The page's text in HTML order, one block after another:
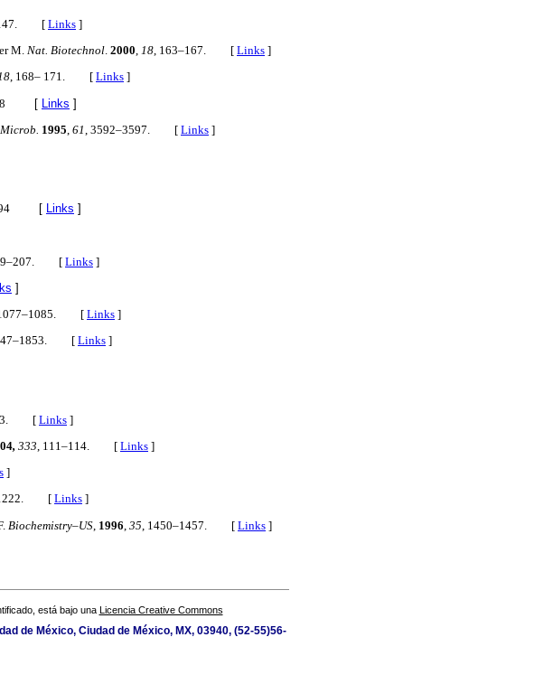
[ Links ]
M. Nat. Biotechnol. 2000, 18, 163–167. [ Links ]
, 168– 171. [ Links ]
[ Links ]
1995 61 , 3592–3597. [ Links ]
[ Links ]
[Links ]
]
[ Links ]
[ Links ]
[ Links ]
, 333 , 111–114. [ Links ]
]
[ Links ]
Biochemistry–US 1996 35 , 1450–1457. [ Links ]
está bajo una Licencia Creative Commons
de México, Ciudad de México, MX, 03940, (52-55)56-